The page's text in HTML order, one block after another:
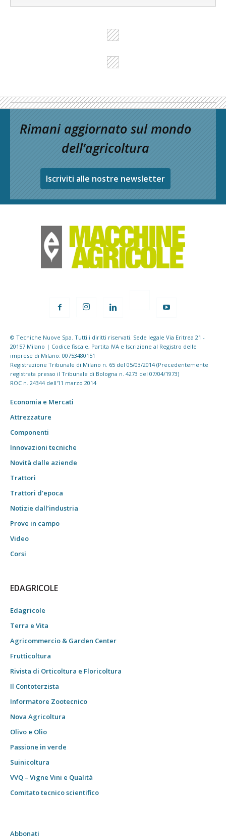
Rimani aggiornato sul mondo
dell’agricoltura
Iscriviti alle nostre newsletter
© Tecniche Nuove Spa. Tutti i diritti riservati. Sede legale Via Eritrea 21 -
20157 Milano | Codice fiscale, Partita IVA e Iscrizione al Registro delle
imprese di Milano: 00753480151
Registrazione Tribunale di Milano n. 65 del 05/03/2014 (Precedentemente
registrata presso il Tribunale di Bologna n. 4273 del 07/04/1973)
ROC n. 24344 dell'11 marzo 2014
Economia e Mercati
Attrezzature
Componenti
Innovazioni tecniche
Novità dalle aziende
Trattori
Trattori d’epoca
Notizie dall’industria
Prove in campo
Video
Corsi
EDAGRICOLE
Edagricole
Terra e Vita
Agricommercio & Garden Center
Frutticoltura
Rivista di Orticoltura e Floricoltura
Il Contoterzista
Informatore Zootecnico
Nova Agricoltura
Olivo e Olio
Passione in verde
Suinicoltura
VVQ – Vigne Vini e Qualità
Comitato tecnico scientifico
Abbonati